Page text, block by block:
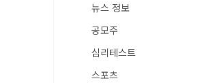
뉴스 정보
공모주
심리테스트
스포츠